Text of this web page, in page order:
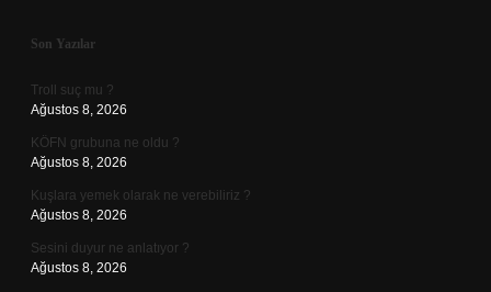
Sidebar
Son Yazılar
Troll suç mu ?
Ağustos 8, 2026
KÖFN grubuna ne oldu ?
Ağustos 8, 2026
Kuşlara yemek olarak ne verebiliriz ?
Ağustos 8, 2026
Sesini duyur ne anlatıyor ?
Ağustos 8, 2026